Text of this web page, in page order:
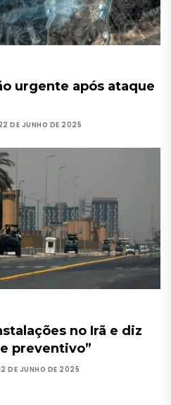
urgente após ataque
DE JUNHO DE 2025
no Irã e diz
preventivo”
DE JUNHO DE 2025